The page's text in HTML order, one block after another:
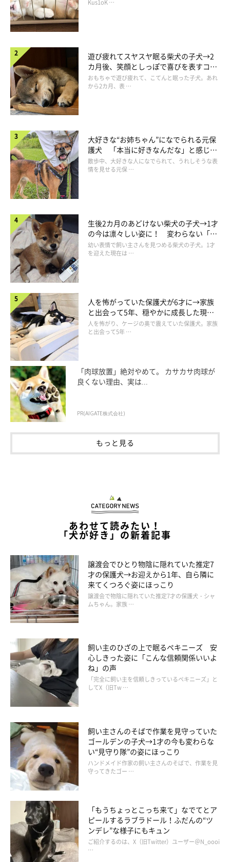
＠shibainu.gaku
ピトッ♪
＠shibainu.gaku
こんなに素敵でキュンキュンする光景が毎日見られたら、飼い主
さんもきっと嬉しいですよね(人´∀｀)
暑〰️い😵 * 岳地方も容赦ない暑さです🔥 * 気温が体温を超え
ています😲 * 水道の水ももはやお湯だァ➰😰 * こんな状況で
次の日曜開幕の高校野球⚾️は大丈夫なのかしら？ * そして、
再来年のオリンピックもこの時期開催だなんて信じられな〜
い🤭 * 確か1964年の東京オリンピックは10月だったよね〜🤔
なに暑いのに(もちろんエアコンが効いた部屋だけど)このふ
たり🐕🐈はどうしてもくっ付いて居たいそうです🐕🐈🤣😹💞
💝💖 🐾----*----*----*----🐾 Gaku district is a fierce heat today
☀️🌞🔥 It is a brother who wants to stay close together even
though it is hot🐕🐈💞 🐾----*----*----*----🐾 #柴犬 #岳 #柴犬岳
長！
Kus1oK …
遊び疲れてスヤスヤ眠る柴犬の子犬→2
カ月後、笑顔としっぽで喜びを表すコに
成長！
おもちゃで遊び疲れて、こてんと眠った子犬。あれ
から2カ月、表 …
大好きな“お姉ちゃん”になでられる元保
護犬 「本当に好きなんだな」と感じる
表情にほっこり
散歩中、大好きな人になでられて、うれしそうな表
情を見せる元保 …
生後2カ月のあどけない柴犬の子犬→1才
の今は凛々しい姿に！ 変わらない「く
りくりおめめ」にもほっこり
幼い表情で飼い主さんを見つめる柴犬の子犬。1才
を迎えた現在は …
人を怖がっていた保護犬が6才に→家族
と出会って5年、穏やかに成長した現在
の姿にグッとくる
人を怖がり、ケージの奥で震えていた保護犬。家族
と出会って5年 …
「肉球放置」絶対やめて。 カサカサ肉球が
良くない理由、実は...
PR(AIGATE株式会社)
もっと見る
あわせて読みたい！
「犬が好き」の新着記事
譲渡会でひとり物陰に隠れていた推定7
才の保護犬→お迎えから1年、自ら隣に
来てくつろぐ姿にほっこり
譲渡会で物陰に隠れていた推定7才の保護犬・シャ
ムちゃん。家族 …
飼い主のひざの上で眠るペキニーズ 安
心しきった姿に「こんな信頼関係いいよ
ね」の声
「完全に飼い主を信頼しきっているペキニーズ」と
してX（旧Tw …
飼い主さんのそばで作業を見守っていた
ゴールデンの子犬→1才の今も変わらな
い“見守り隊”の姿にほっこり
ハンドメイド作家の飼い主さんのそばで、作業を見
守ってきたゴー …
「もうちょっとこっち来て」なでてとア
ピールするラブラドール！ふだんの“ツ
ンデレ”な様子にもキュン
ご紹介するのは、X（旧Twitter）ユーザー＠N_oooi
…